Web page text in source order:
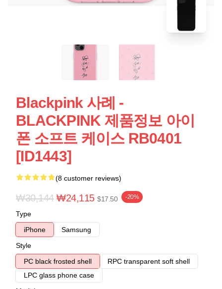
Blackpink 사례 -
BLACKPINK 제품정보 아이
폰 소프트 케이스 RB0401
[ID1443]
(8 customer reviews)
₩30,144 ₩24,115 $17.50 -20%
Type
iPhone
Samsung
Style
PC black frosted shell
RPC transparent soft shell
LPC glass phone case